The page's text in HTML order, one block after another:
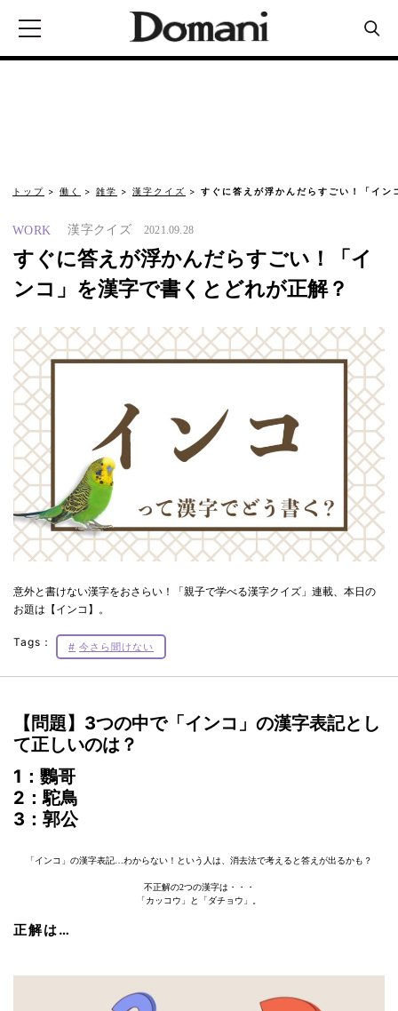
トップ 働く 雑学 漢字クイズ すぐに答えが浮かんだらすごい！「イ
WORK 漢字クイズ 2021.09.28
すぐに答えが浮かんだらすごい！「イ
ンコ」を漢字で書くとどれが正解？
意外と書けない漢字をおさらい！「親子で学べる漢字クイズ」連載、本日の
お題は【インコ】。
Tags： 今さら聞けない
【問題】3つの中で「インコ」の漢字表記とし
て正しいのは？
1：鸚哥
2：駝鳥
3：郭公
「インコ」の漢字表記…わからない！という人は、消去法で考えると答えが出るかも？
不正解の2つの漢字は・・・
「カッコウ」と「ダチョウ」。
正解は…